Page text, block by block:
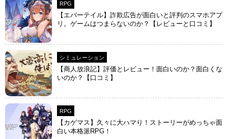
RPG
【エバーテイル】詐欺広告が面白いと評判のスマホアプ
リ。ゲームはつまらないのか？【レビューと口コミ】
シミュレーション
【商人放浪‪記】評価とレビュー！面白いのか？面白くな
いのか？【口コミ】
RPG
【カゲマス】久々に大ハマり！ストーリーがめっちゃ面
白い本格派RPG！